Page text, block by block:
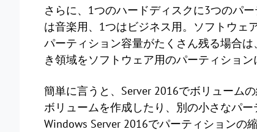
さらに、1つのハードディスクに3つのパ
は音楽用、1つはビジネス用。ソフトウェ
パーティション容量がたくさん残る場合
き領域をソフトウェア用のパーティショ
簡単に言うと、Server 2016でボリューム
ボリュームを作成したり、別の小さなパ
Windows Server 2016でパーティションの